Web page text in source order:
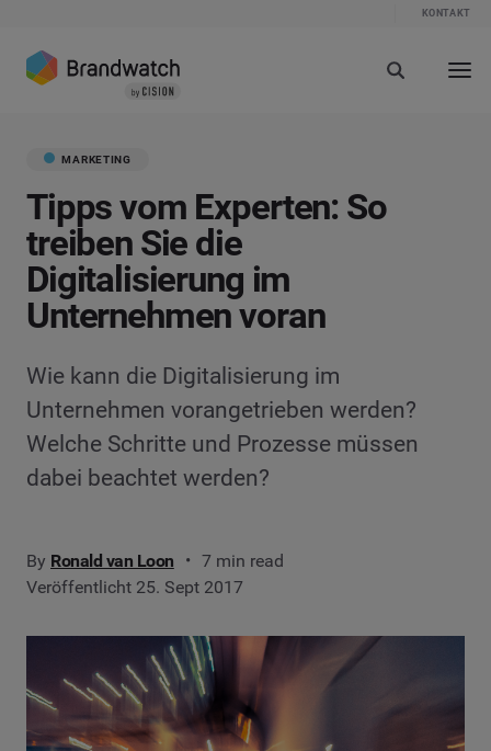
KONTAKT
MARKETING
Tipps vom Experten: So
treiben Sie die
Digitalisierung im
Unternehmen voran
Wie kann die Digitalisierung im
Unternehmen vorangetrieben werden?
Welche Schritte und Prozesse müssen
dabei beachtet werden?
By Ronald van Loon
7 min read
Veröffentlicht 25. Sept 2017